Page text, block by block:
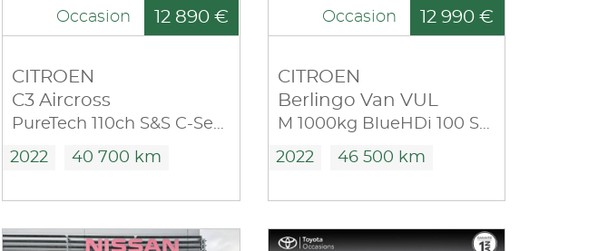
Occasion 12 890 €
CITROEN
C3 Aircross
PureTech 110ch S&S C-Series
2022 40 700 km
Occasion 12 990 €
CITROEN
Berlingo Van VUL
M 1000kg BlueHDi 100 S&S Worker BMV5
2022 46 500 km